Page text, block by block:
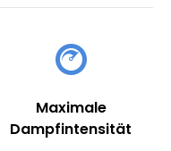
Maximale
Dampfintensität